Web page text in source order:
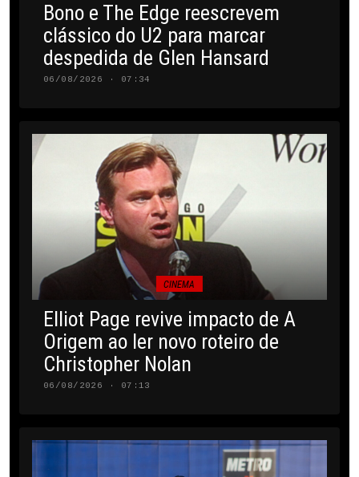
Bono e The Edge reescrevem
clássico do U2 para marcar
despedida de Glen Hansard
06/08/2026 · 07:34
CINEMA
Elliot Page revive impacto de A
Origem ao ler novo roteiro de
Christopher Nolan
06/08/2026 · 07:13